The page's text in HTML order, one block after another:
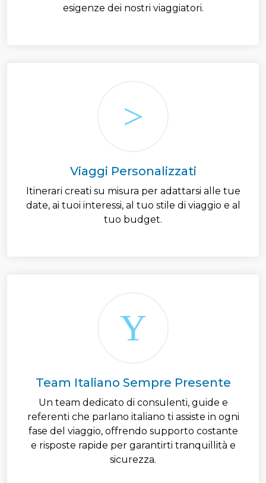
esigenze dei nostri viaggiatori.
Viaggi Personalizzati
Itinerari creati su misura per adattarsi alle tue
date, ai tuoi interessi, al tuo stile di viaggio e al
tuo budget.
Team Italiano Sempre Presente
Un team dedicato di consulenti, guide e
referenti che parlano italiano ti assiste in ogni
fase del viaggio, offrendo supporto costante
e risposte rapide per garantirti tranquillità e
sicurezza.